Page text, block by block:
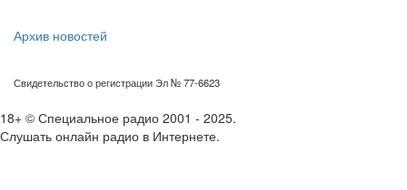
Архив новостей
Свидетельство о регистрации Эл № 77-6623
18+ © Специальное радио 2001 - 2025.
Слушать онлайн радио в Интернете.